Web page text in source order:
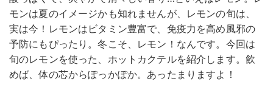
モンは夏のイメージかも知れませんが、レモンの旬は、
実は今！レモンはビタミン豊富で、免疫力を高め風邪の
予防にもぴったり。冬こそ、レモン！なんです。今回は
旬のレモンを使った、ホットカクテルを紹介します。飲
めば、体の芯からぽっかぽか。あったまりますよ！